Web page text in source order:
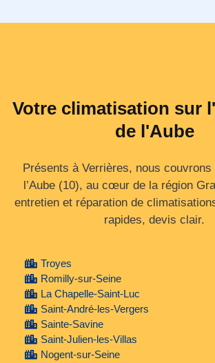
Votre climatisation sur
de l'Aube
Présents à Verrières, nous couvrons
l’Aube (10), au cœur de la région
entretien et réparation de
rapides, devis clair.
Troyes
Romilly-sur-Seine
La Chapelle-Saint-Luc
Saint-André-les-Vergers
Sainte-Savine
Saint-Julien-les-Villas
Nogent-sur-Seine